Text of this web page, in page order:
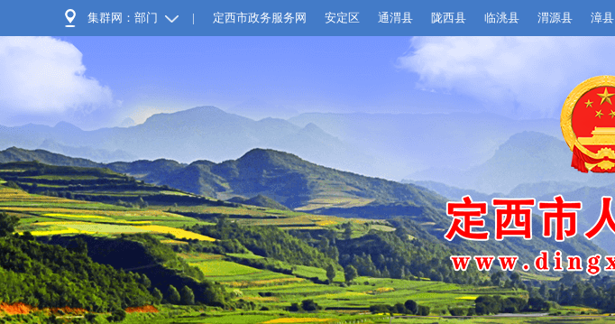
集群网：部门 | 定西市政务服务网 安定区 通渭县 陇西县 临洮县 渭源县 漳县